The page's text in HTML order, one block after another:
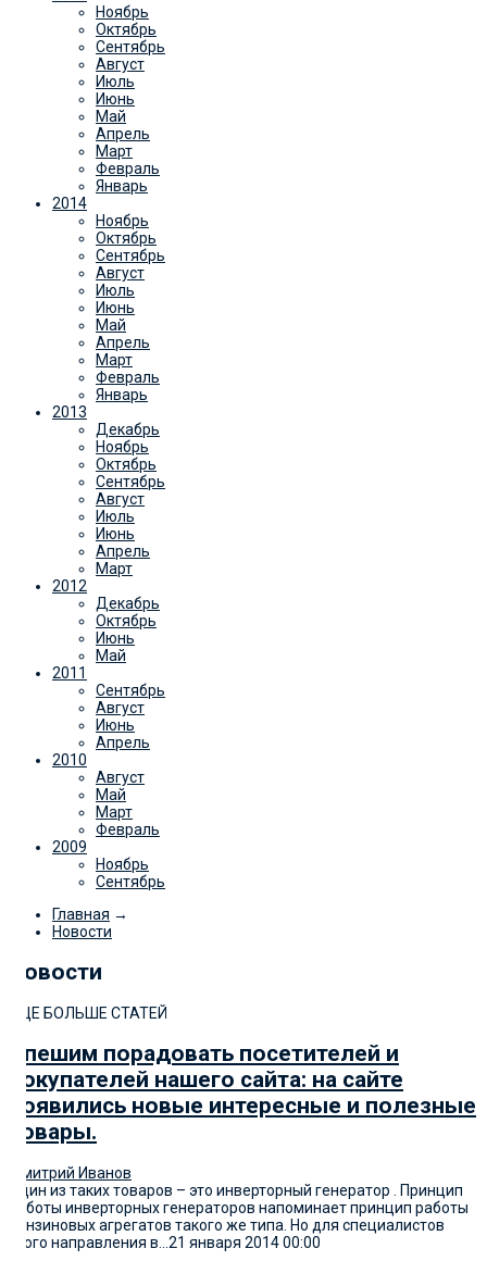
Ноябрь
Октябрь
Сентябрь
Август
Июль
Июнь
Май
Апрель
Март
Февраль
Январь
2014
Ноябрь
Октябрь
Сентябрь
Август
Июль
Июнь
Май
Апрель
Март
Февраль
Январь
2013
Декабрь
Ноябрь
Октябрь
Сентябрь
Август
Июль
Июнь
Апрель
Март
2012
Декабрь
Октябрь
Июнь
Май
2011
Сентябрь
Август
Июнь
Апрель
2010
Август
Май
Март
Февраль
2009
Ноябрь
Сентябрь
Главная →
Новости
Новости
ЕЩЕ БОЛЬШЕ СТАТЕЙ
Спешим порадовать посетителей и
покупателей нашего сайта: на сайте
появились новые интересные и полезные
товары.
Дмитрий Иванов
Один из таких товаров – это инверторный генератор . Принцип
работы инверторных генераторов напоминает принцип работы
бензиновых агрегатов такого же типа. Но для специалистов
этого направления в... 21 января 201400:00